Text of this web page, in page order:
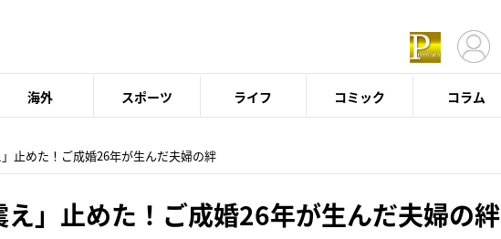
海外 スポーツ ライフ コミック コラム
止めた！ご成婚26年が生んだ夫婦の絆
」止めた！ご成婚26年が生んだ夫婦の絆